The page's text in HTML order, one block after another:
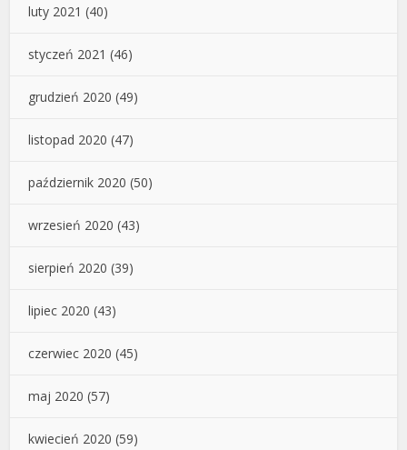
luty 2021 (40)
styczeń 2021 (46)
grudzień 2020 (49)
listopad 2020 (47)
październik 2020 (50)
wrzesień 2020 (43)
sierpień 2020 (39)
lipiec 2020 (43)
czerwiec 2020 (45)
maj 2020 (57)
kwiecień 2020 (59)